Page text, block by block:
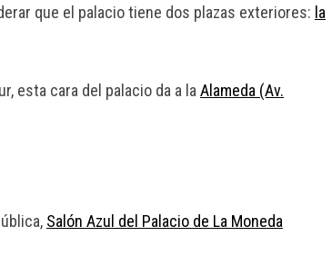
que el palacio tiene dos plazas exteriores: la
esta cara del palacio da a la Alameda (Av.
Salón Azul del Palacio de La Moneda